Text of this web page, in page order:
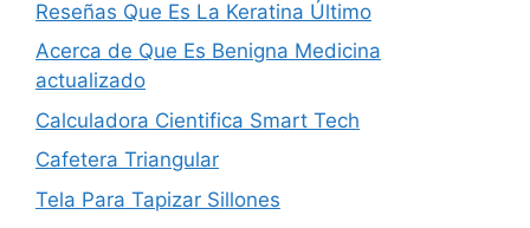
Reseñas Que Es La Keratina Último
Acerca de Que Es Benigna Medicina
actualizado
Calculadora Cientifica Smart Tech
Cafetera Triangular
Tela Para Tapizar Sillones